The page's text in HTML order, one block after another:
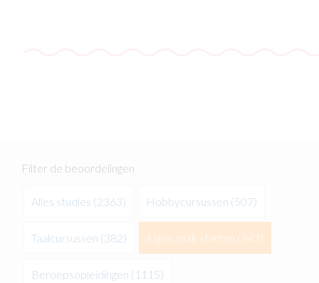
Filter de beoordelingen
Alles studies (2363) Hobbycursussen (507)
Taalcursussen (382) Eigen zaak starten (342)
Beroepsopleidingen (1115)